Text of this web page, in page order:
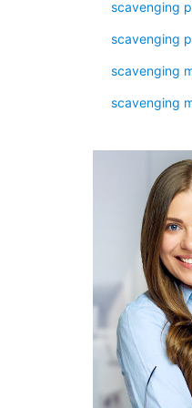
scavenging
scavenging
scavenging
scavenging